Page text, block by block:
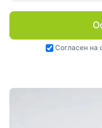
Согласен на